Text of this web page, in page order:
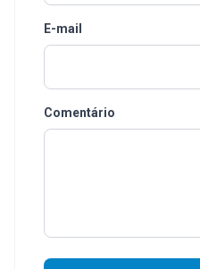
E-mail
Comentário